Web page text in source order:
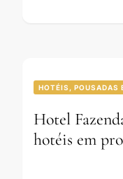
HOTÉIS, POUSADAS
Hotel
hotéis em